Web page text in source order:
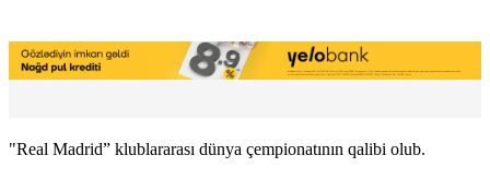
"Real Madrid” klublararası dünya çempionatının qalibi olub.